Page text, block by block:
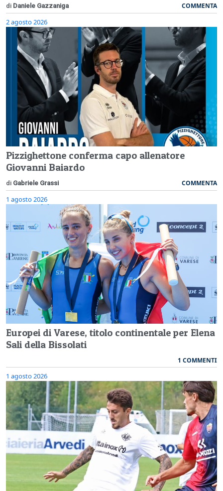
di Daniele Gazzaniga COMMENTA
2 agosto 2026
Pizzighettone conferma capo allenatore
Giovanni Baiardo
di Gabriele Grassi COMMENTA
1 agosto 2026
Europei di Varese, titolo continentale per Elena
Sali della Bissolati
1 COMMENTI
1 agosto 2026